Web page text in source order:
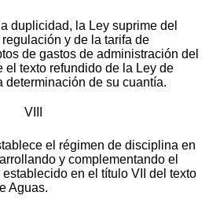
duplicidad, la Ley suprime del
y de la tarifa de
de gastos de administración del
el texto refundido de la Ley de
determinación de su cuantía.
VIII
el régimen de disciplina en
y complementando el
en el título VII del texto
Aguas.